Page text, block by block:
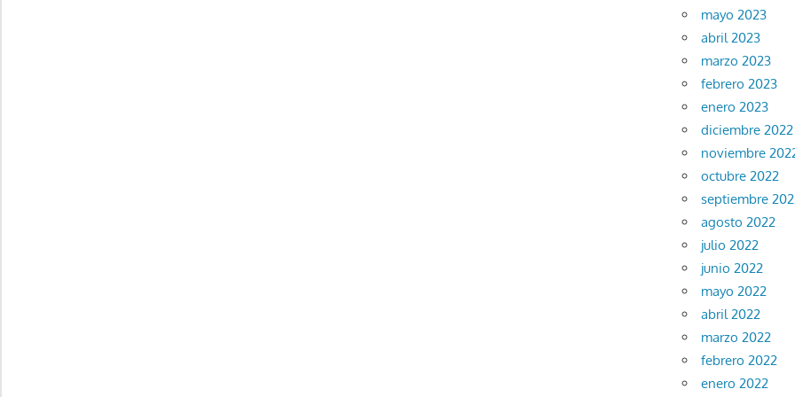
mayo 2023
abril 2023
marzo 2023
febrero 2023
enero 2023
diciembre 2022
noviembre
octubre 2022
septiembre
agosto 2022
julio 2022
junio 2022
mayo 2022
abril 2022
marzo 2022
febrero 2022
enero 2022